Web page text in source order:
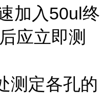
加入50ul终
应立即测
测定各孔的